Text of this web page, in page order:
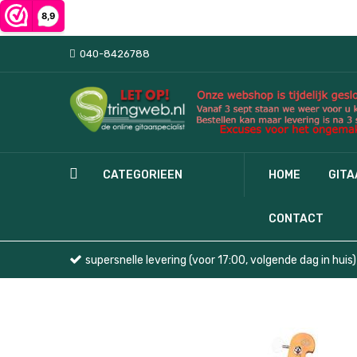
040-8426788
CATEGORIEEN HOME
CONTACT
supersnelle levering (voor 17:00, volgende dag in huis)